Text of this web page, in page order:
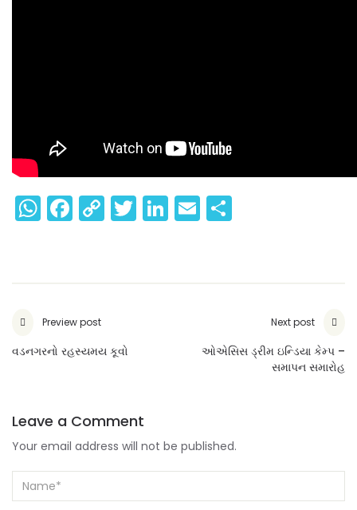
WhatsApp
Facebook
Copy
Link
Twitter
LinkedIn
Email
Preview post
વડનગરનો રહસ્યમય કૂવો
Next post
ઓએસિસ ડ્રીમ ઇન્ડિયા કેમ્પ –
સમાપન સમારોહ
Leave a Comment
Your email address will not be published.